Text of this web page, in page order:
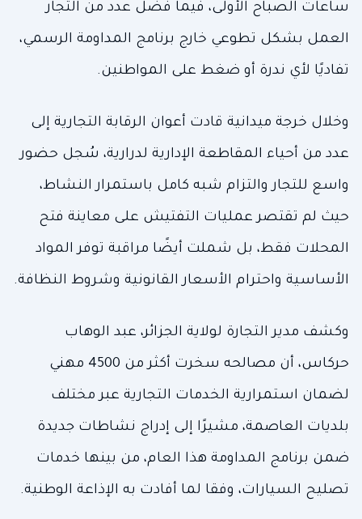
ساعات الصباح الأولى، فيما فضّل عدد من التجار
العمل بشكل تطوعي خارج برنامج المداومة الرسمي،
تفاديًا لأي ندرة أو ضغط على المواطنين.
وخلال خرجة ميدانية قادت أعوان الرقابة التجارية إلى
عدد من أحياء المقاطعة الإدارية لدرارية، سُجل حضور
واسع للتجار والتزام شبه كامل باستمرار النشاط،
حيث لم تقتصر عمليات التفتيش على معاينة فتح
المحلات فقط، بل شملت أيضًا مراقبة توفر المواد
الأساسية واحترام الأسعار القانونية وشروط النظافة.
وكشف مدير التجارة لولاية الجزائر، عبد الوهاب
حركاس، أن مصالحه سخرت أكثر من 4500 مهني
لضمان استمرارية الخدمات التجارية عبر مختلف
بلديات العاصمة، مشيرًا إلى إدراج نشاطات جديدة
ضمن برنامج المداومة هذا العام، من بينها خدمات
تصليح السيارات، وفقا لما أفادت به الإذاعة الوطنية.